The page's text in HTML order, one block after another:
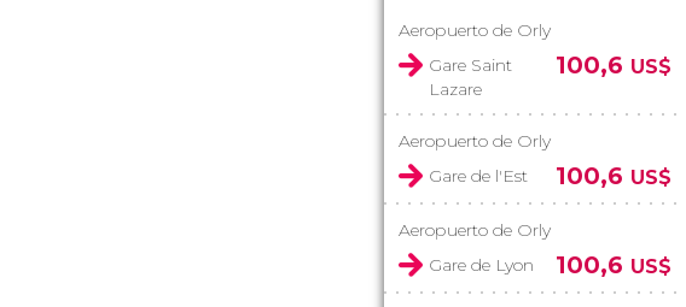
Aeropuerto de Orly
Gare Saint
Lazare
100,6 US$
Aeropuerto de Orly
Gare de l'Est
100,6 US$
Aeropuerto de Orly
Gare de Lyon
100,6 US$